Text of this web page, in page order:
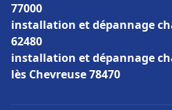
77000
installation et dépannage
62480
installation et dépannage
lès Chevreuse 78470